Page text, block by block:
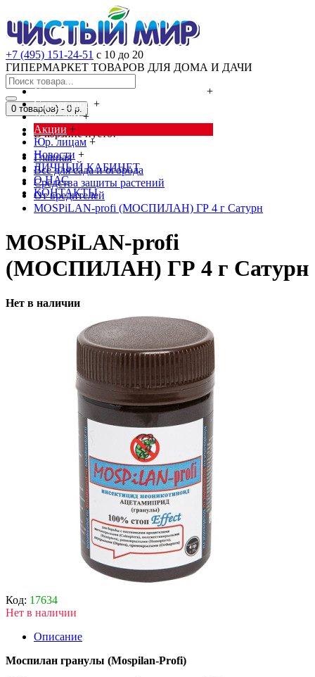
+7 (495) 151-24-51 с 10 до 20
ГИПЕРМАРКЕТ ТОВАРОВ ДЛЯ ДОМА И ДАЧИ
Cредства от насекомых и грызунов
+
Сад, огород +
Дача, дом +
Акции +
Юр. лицам +
Новости +
ЛИЧНЫЙ КАБИНЕТ
О НАС
КОНТАКТЫ
0 товар(ов) - 0 р.
В корзине пусто!
Главная
Всё для сада и огорода
Средства защиты растений
От вредителей
MOSPiLAN-profi (МОСПИЛАН) ГР 4 г Сатурн
MOSPiLAN-profi
(МОСПИЛАН) ГР 4 г Сатурн
Нет в наличии
Код: 17634
Нет в наличии
Описание
Моспилан гранулы (Mospilan-Profi)